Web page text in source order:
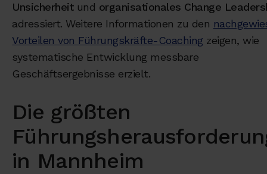
Unsicherheitund organisationales Change
adressiert. Weitere Informationen zu den
Vorteilen von Führungskräfte-Coaching zeigen, wie
systematische Entwicklung messbare
Geschäftsergebnisse erzielt.
Die größten
in Mannheim